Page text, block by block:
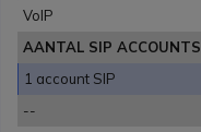
VoIP
AANTAL SIP ACCOUNTS
1 account SIP
--